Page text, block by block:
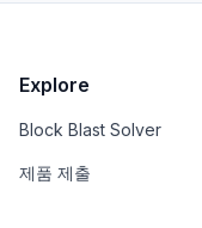
Explore
Block Blast Solver
제품 제출